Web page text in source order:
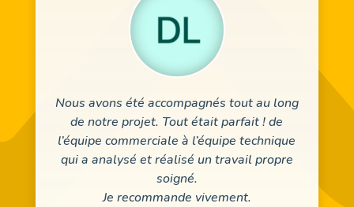
Nous avons été accompagnés tout au long
de notre projet. Tout était parfait ! de
l’équipe commerciale à l’équipe technique
qui a analysé et réalisé un travail propre
soigné.
Je recommande vivement.